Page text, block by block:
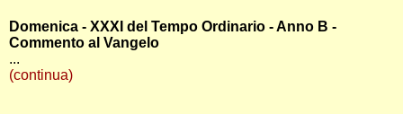
Domenica - XXXI del Tempo Ordinario - Anno B -
Commento al Vangelo
...
(continua)